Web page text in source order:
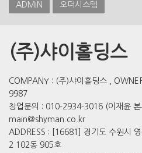
ADMIN 오더시스템
(주)샤이홀딩스
COMPANY : (주)샤이홀딩스 ,
9987
창업문의 : 010-2934-3016 (이재윤 본
main@shyman.co.kr
ADDRESS : [16681] 경기도 수원시
2 102동 905호